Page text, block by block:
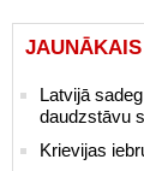
Latvijā
daudzstāvu
Krievijas